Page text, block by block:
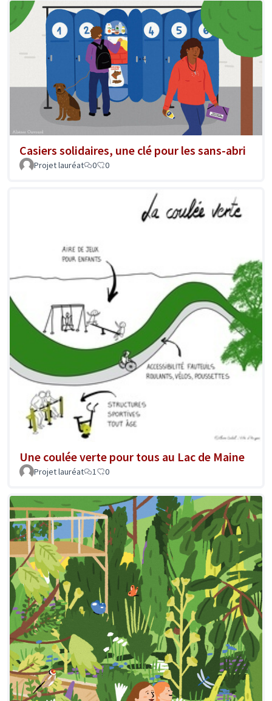
Casiers solidaires, une clé pour les sans-abri
Projet lauréat 0 0
Une coulée verte pour tous au Lac de Maine
Projet lauréat 1 0